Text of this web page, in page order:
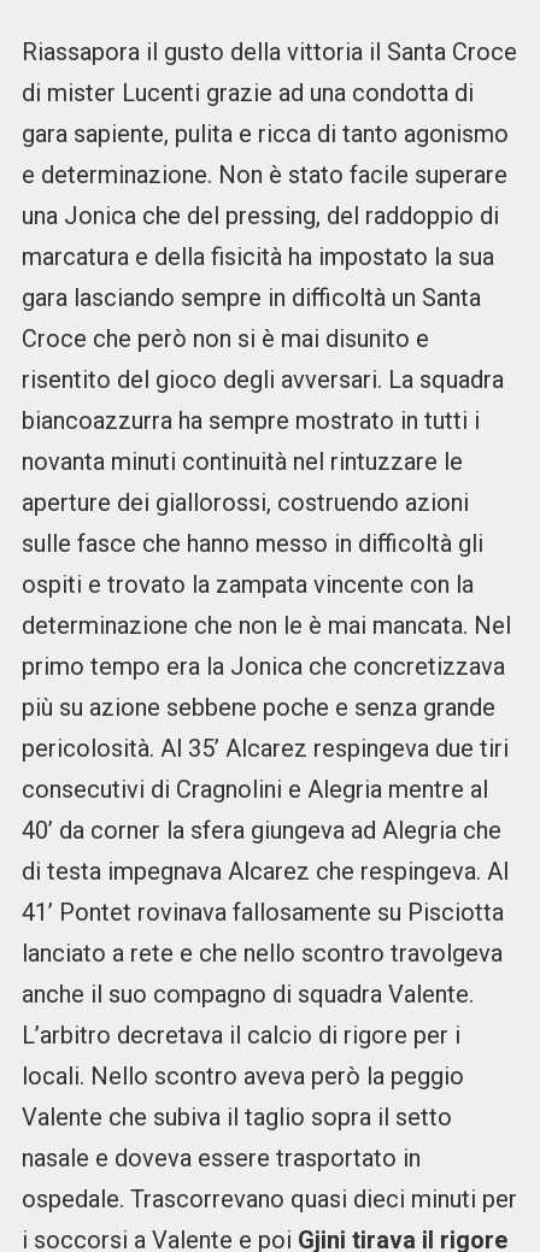
Riassapora il gusto della vittoria il Santa Croce
di mister Lucenti grazie ad una condotta di
gara sapiente, pulita e ricca di tanto agonismo
e determinazione. Non è stato facile superare
una Jonica che del pressing, del raddoppio di
marcatura e della fisicità ha impostato la sua
gara lasciando sempre in difficoltà un Santa
Croce che però non si è mai disunito e
risentito del gioco degli avversari. La squadra
biancoazzurra ha sempre mostrato in tutti i
novanta minuti continuità nel rintuzzare le
aperture dei giallorossi, costruendo azioni
sulle fasce che hanno messo in difficoltà gli
ospiti e trovato la zampata vincente con la
determinazione che non le è mai mancata. Nel
primo tempo era la Jonica che concretizzava
più su azione sebbene poche e senza grande
pericolosità. Al 35’ Alcarez respingeva due tiri
consecutivi di Cragnolini e Alegria mentre al
40’ da corner la sfera giungeva ad Alegria che
di testa impegnava Alcarez che respingeva. Al
41’ Pontet rovinava fallosamente su Pisciotta
lanciato a rete e che nello scontro travolgeva
anche il suo compagno di squadra Valente.
L’arbitro decretava il calcio di rigore per i
locali. Nello scontro aveva però la peggio
Valente che subiva il taglio sopra il setto
nasale e doveva essere trasportato in
ospedale. Trascorrevano quasi dieci minuti per
i soccorsi a Valente e poi Gjini tirava il rigore